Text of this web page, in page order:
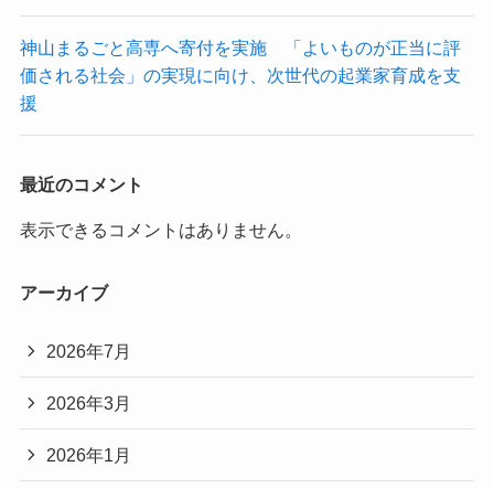
神山まるごと高専へ寄付を実施 「よいものが正当に評
価される社会」の実現に向け、次世代の起業家育成を支
援
最近のコメント
表示できるコメントはありません。
アーカイブ
2026年7月
2026年3月
2026年1月